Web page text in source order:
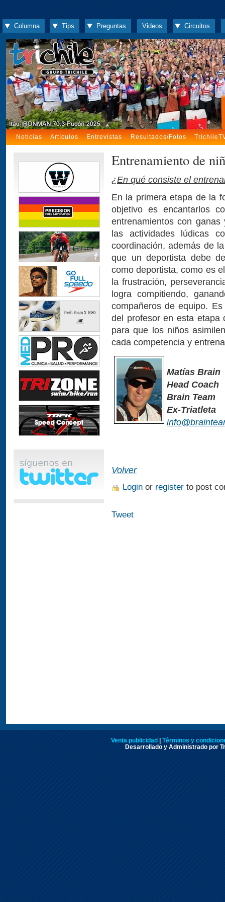
Columna Tips Preguntas Videos Circuitos
Noticias Artículos Entrevistas Resultados/Fotos
Entrenamiento de
¿En qué consiste el
En la primera etapa de la
objetivo es encantarlos
entrenamientos con
las actividades lúdicas
coordinación, además de
que un deportista debe
como deportista, como es
la frustración,
logra compitiendo,
compañeros de equipo.
del profesor en esta etapa
para que los niños
cada competencia y
Matías Brain
Head Coach
Brain Team
Ex-Triatleta
Volver
Login or register to post
Tweet
Venta publicidad | Términos y
Desarrollado y Administrado por